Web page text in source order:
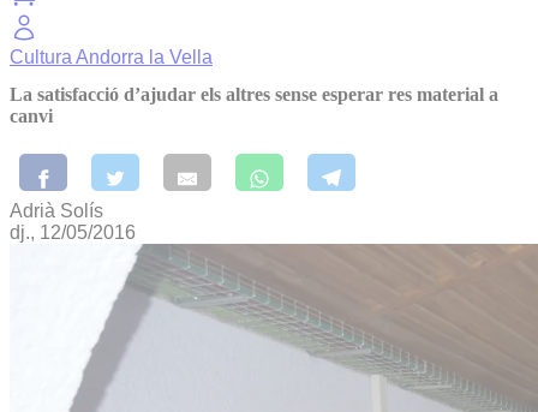
Cultura Andorra la Vella
La satisfacció d’ajudar els altres sense esperar res material a
canvi
Adrià Solís
dj., 12/05/2016